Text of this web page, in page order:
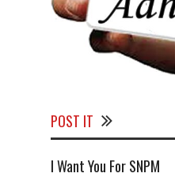
POST IT
I Want You For SNPM